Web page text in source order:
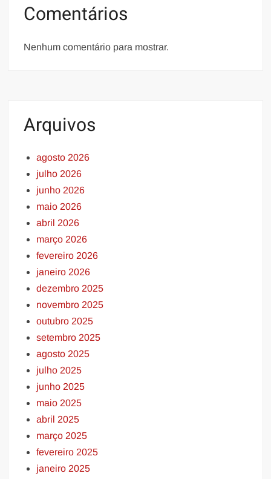
Comentários
Nenhum comentário para mostrar.
Arquivos
agosto 2026
julho 2026
junho 2026
maio 2026
abril 2026
março 2026
fevereiro 2026
janeiro 2026
dezembro 2025
novembro 2025
outubro 2025
setembro 2025
agosto 2025
julho 2025
junho 2025
maio 2025
abril 2025
março 2025
fevereiro 2025
janeiro 2025